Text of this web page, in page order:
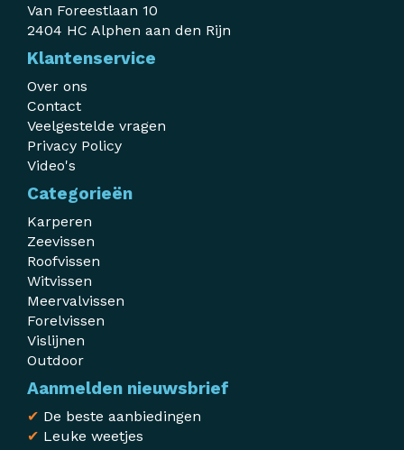
Van Foreestlaan 10
2404 HC Alphen aan den Rijn
Klantenservice
Over ons
Contact
Veelgestelde vragen
Privacy Policy
Video's
Categorieën
Karperen
Zeevissen
Roofvissen
Witvissen
Meervalvissen
Forelvissen
Vislijnen
Outdoor
Aanmelden nieuwsbrief
✔ De beste aanbiedingen
✔ Leuke weetjes